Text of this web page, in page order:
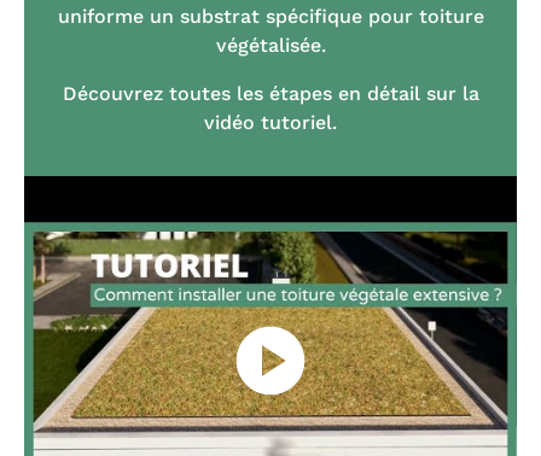
uniforme un substrat spécifique pour toiture
végétalisée.
Découvrez toutes les étapes en détail sur la
vidéo tutoriel.